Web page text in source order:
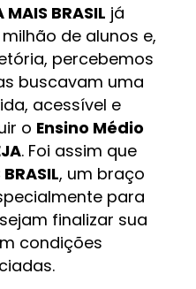
MAIS BRASIL já
de alunos e,
percebemos
buscavam uma
acessível e
o Ensino Médio
. Foi assim que
, um braço
para
finalizar sua
condições